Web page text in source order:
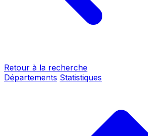
Retour à la recherche
Départements Statistiques